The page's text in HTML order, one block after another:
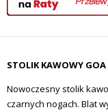
STOLIK KAWOWY GOA
Nowoczesny stolik
czarnych nogach. Blat